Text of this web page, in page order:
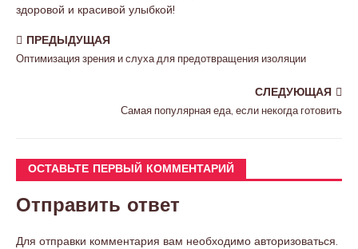
здоровой и красивой улыбкой!
ПРЕДЫДУЩАЯ
Оптимизация зрения и слуха для предотвращения изоляции
СЛЕДУЮЩАЯ
Самая популярная еда, если некогда готовить
ОСТАВЬТЕ ПЕРВЫЙ КОММЕНТАРИЙ
Отправить ответ
Для отправки комментария вам необходимо авторизоваться.